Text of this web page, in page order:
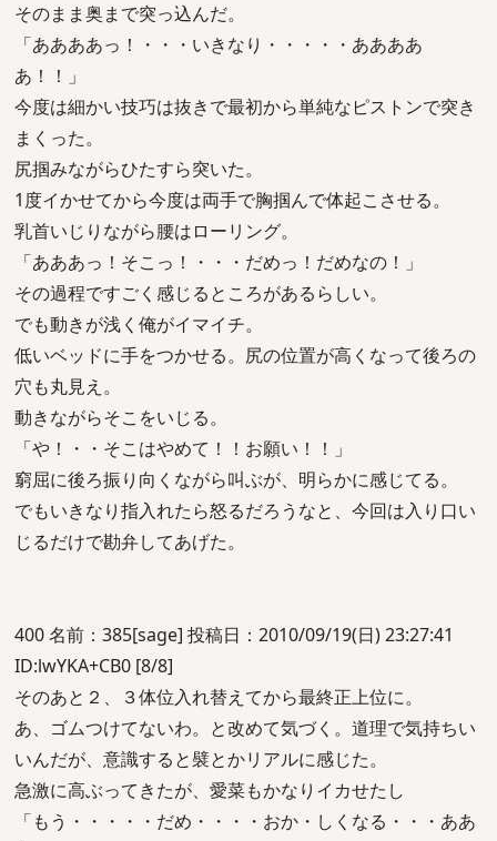
そのまま奥まで突っ込んだ。
「ああああっ！・・・いきなり・・・・・ああああ
あ！！」
今度は細かい技巧は抜きで最初から単純なピストンで突き
まくった。
尻掴みながらひたすら突いた。
1度イかせてから今度は両手で胸掴んで体起こさせる。
乳首いじりながら腰はローリング。
「あああっ！そこっ！・・・だめっ！だめなの！」
その過程ですごく感じるところがあるらしい。
でも動きが浅く俺がイマイチ。
低いベッドに手をつかせる。尻の位置が高くなって後ろの
穴も丸見え。
動きながらそこをいじる。
「や！・・そこはやめて！！お願い！！」
窮屈に後ろ振り向くながら叫ぶが、明らかに感じてる。
でもいきなり指入れたら怒るだろうなと、今回は入り口い
じるだけで勘弁してあげた。
400 名前：385[sage] 投稿日：2010/09/19(日) 23:27:41
ID:lwYKA+CB0 [8/8]
そのあと２、３体位入れ替えてから最終正上位に。
あ、ゴムつけてないわ。と改めて気づく。道理で気持ちい
いんだが、意識すると襞とかリアルに感じた。
急激に高ぶってきたが、愛菜もかなりイカせたし
「もう・・・・・だめ・・・・おか・しくなる・・・ああ